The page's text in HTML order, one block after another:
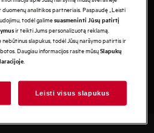
duomenų analitikos partneriais. Paspaudę „Leisti
todėl galimesuasmeninti Jūsų patirtį
ir teikti Jums personalizuotą reklamą.
nebūtinus slapukus, todėl Jūsų naršymo patirtis ir
Daugiau informacijos rasite mūsųSlapukų
Leisti visus slapukus